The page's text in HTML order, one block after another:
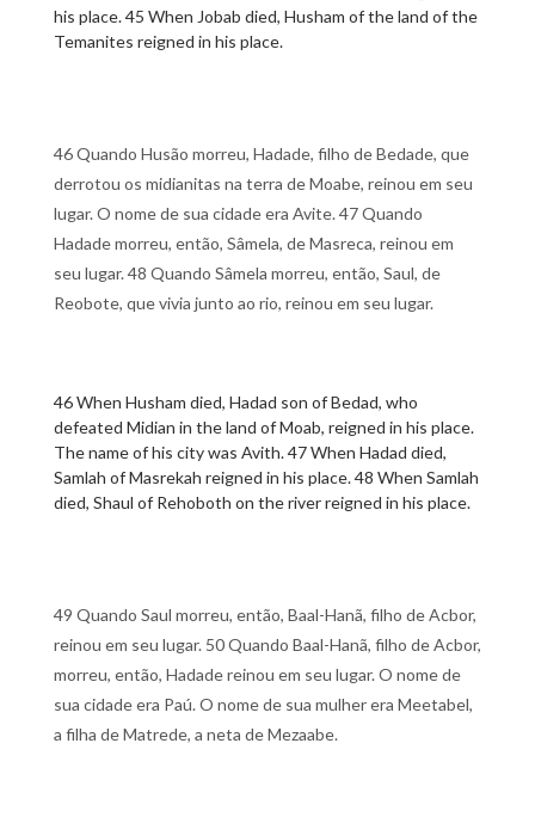
his place. 45 When Jobab died, Husham of the land of the
Temanites reigned in his place.
46 Quando Husão morreu, Hadade, filho de Bedade, que
derrotou os midianitas na terra de Moabe, reinou em seu
lugar. O nome de sua cidade era Avite. 47 Quando
Hadade morreu, então, Sâmela, de Masreca, reinou em
seu lugar. 48 Quando Sâmela morreu, então, Saul, de
Reobote, que vivia junto ao rio, reinou em seu lugar.
46 When Husham died, Hadad son of Bedad, who
defeated Midian in the land of Moab, reigned in his place.
The name of his city was Avith. 47 When Hadad died,
Samlah of Masrekah reigned in his place. 48 When Samlah
died, Shaul of Rehoboth on the river reigned in his place.
49 Quando Saul morreu, então, Baal-Hanã, filho de Acbor,
reinou em seu lugar. 50 Quando Baal-Hanã, filho de Acbor,
morreu, então, Hadade reinou em seu lugar. O nome de
sua cidade era Paú. O nome de sua mulher era Meetabel,
a filha de Matrede, a neta de Mezaabe.